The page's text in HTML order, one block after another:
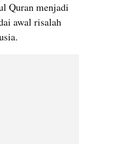
Quran menjadi
awal risalah